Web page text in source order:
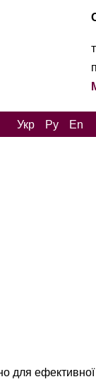
Укр Ру En
для ефективної